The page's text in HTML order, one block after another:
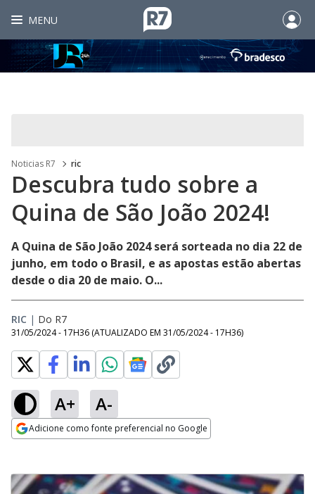
MENU
Noticias R7 ric
Descubra tudo sobre a
Quina de São João 2024!
A Quina de São João 2024 será sorteada no dia 22 de
junho, em todo o Brasil, e as apostas estão abertas
desde o dia 20 de maio. O...
RIC | Do R7
31/05/2024 - 17H36 (ATUALIZADO EM 31/05/2024 - 17H36)
A+ A-
Adicione como fonte preferencial no Google